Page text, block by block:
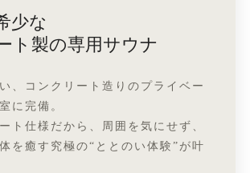
少な
ト製の専用サウナ
、コンクリート造りのプライベー
に完備。
ト仕様だから、周囲を気にせず、
を癒す究極の“ととのい体験”が叶